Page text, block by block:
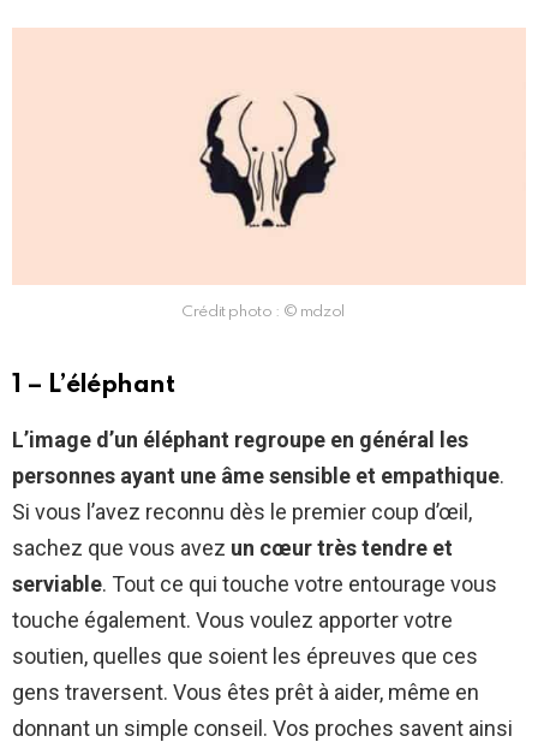
Crédit photo : © mdzol
1 – L’éléphant
L’image d’un éléphant regroupe en général les
personnes ayant une âme sensible et empathique.
Si vous l’avez reconnu dès le premier coup d’œil,
sachez que vous avez un cœur très tendre et
serviable. Tout ce qui touche votre entourage vous
touche également. Vous voulez apporter votre
soutien, quelles que soient les épreuves que ces
gens traversent. Vous êtes prêt à aider, même en
donnant un simple conseil. Vos proches savent ainsi